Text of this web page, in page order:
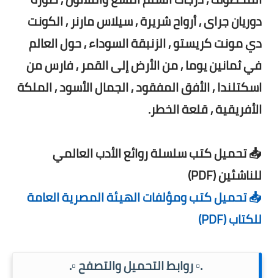
دوريان جراى , أرواح شريرة , سيلاس مارنر , الكونت
دي مونت كريستو , الزنبقة السوداء , حول العالم
في ثمانين يوما , من الأرض إلى القمر , فارس من
اسكتلندا , الأفق المفقود , الجمال الأسود , الملكة
الأفريقية , قلعة الخطر.
📥 تحميل كتب سلسلة روائع الأدب العالمي
للناشئين (PDF)
📥 تحميل كتب ومؤلفات الهيئة المصرية العامة
للكتاب (PDF)
.▫️ روابط التحميل والتصفح ▫️.